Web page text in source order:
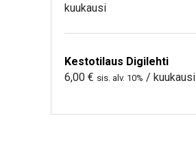
kuukausi
Kestotilaus Digilehti
6,00 € sis. alv. 10% / kuukausi